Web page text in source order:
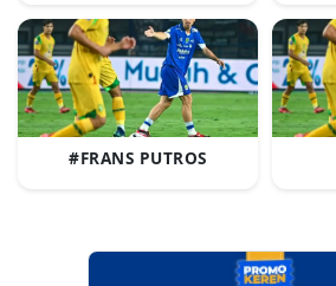
#FRANS PUTROS